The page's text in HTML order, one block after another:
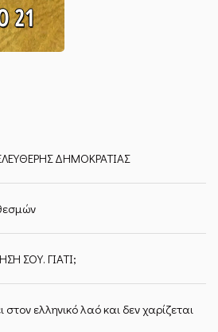
ΔΗΜΟΚΡΑΤΙΑΣ
ΣΟΥ. ΓΙΑΤΙ;
στον ελληνικό λαό και δεν χαρίζεται